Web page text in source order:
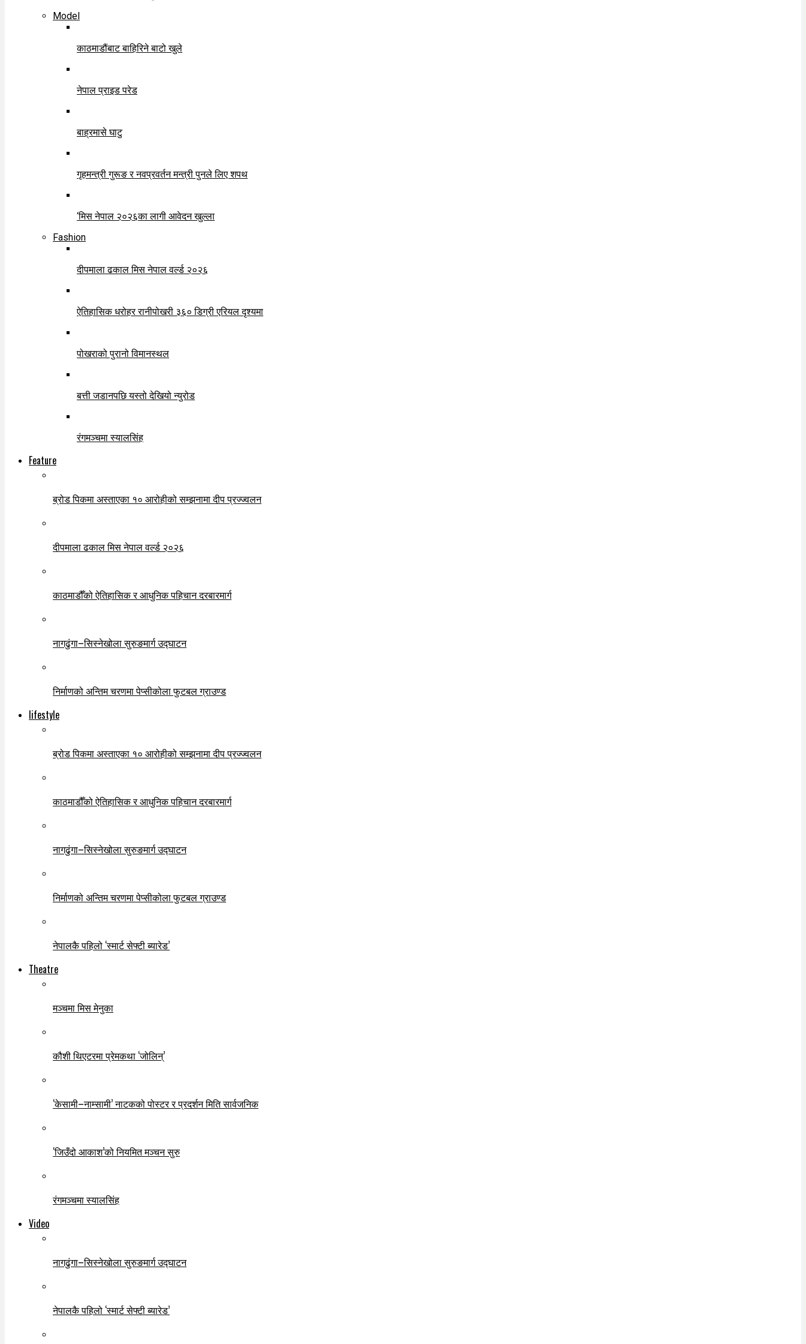
Model
काठमाडौंबाट बाहिरिने बाटो खुले
नेपाल प्राइड परेड
बाह्रमासे घाटु
गृहमन्त्री गुरूङ र नवप्रवर्तन मन्त्री पुनले लिए शपथ
‘मिस नेपाल २०२६का लागी आवेदन खुल्ला
Fashion
दीपमाला ढकाल मिस नेपाल वर्ल्ड २०२६
ऐतिहासिक धरोहर रानीपोखरी ३६० डिग्री एरियल दृश्यमा
पोखराको पुरानो विमानस्थल
बत्ती जडानपछि यस्तो देखियो न्युरोड
रंगमञ्चमा स्यालसिंह
Feature
ब्रोड पिकमा अस्ताएका १० आरोहीको सम्झनामा दीप प्रज्ज्वलन
दीपमाला ढकाल मिस नेपाल वर्ल्ड २०२६
काठमाडौँको ऐतिहासिक र आधुनिक पहिचान दरबारमार्ग
नागढुंगा–सिस्नेखोला सुरुङमार्ग उद्घाटन
निर्माणको अन्तिम चरणमा पेप्सीकोला फुटबल ग्राउण्ड
lifestyle
ब्रोड पिकमा अस्ताएका १० आरोहीको सम्झनामा दीप प्रज्ज्वलन
काठमाडौँको ऐतिहासिक र आधुनिक पहिचान दरबारमार्ग
नागढुंगा–सिस्नेखोला सुरुङमार्ग उद्घाटन
निर्माणको अन्तिम चरणमा पेप्सीकोला फुटबल ग्राउण्ड
नेपालकै पहिलो ‘स्मार्ट सेफ्टी ब्यारेड’
Theatre
मञ्चमा मिस मेनुका
कौशी थिएटरमा प्रेमकथा ‘जोलिन्’
‘केसामी–नाम्सामी’ नाटकको पोस्टर र प्रदर्शन मिति सार्वजनिक
‘जिउँदो आकाश’को नियमित मञ्चन सुरु
रंगमञ्चमा स्यालसिंह
Video
नागढुंगा–सिस्नेखोला सुरुङमार्ग उद्घाटन
नेपालकै पहिलो ‘स्मार्ट सेफ्टी ब्यारेड’